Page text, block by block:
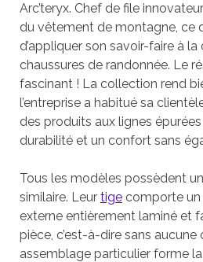
Arc’teryx. Chef de file
du vêtement de montagne, ce
d’appliquer son savoir-faire à
chaussures de randonnée. Le
fascinant ! La collection rend
l’entreprise a habitué sa
des produits aux lignes
durabilité et un confort sans
Tous les modèles possèdent
similaire. Leur tigecomporte un
externe entièrement laminé et
pièce, c’est-à-dire sans aucune
assemblage particulier forme